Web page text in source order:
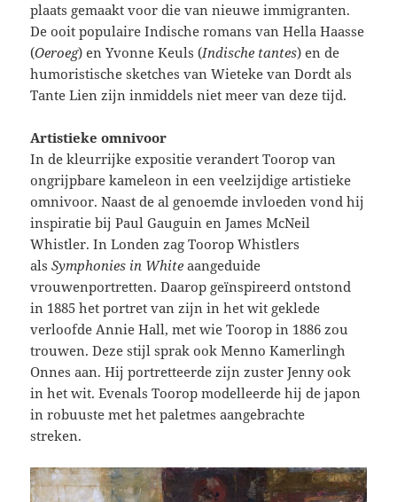
plaats gemaakt voor die van nieuwe immigranten.
De ooit populaire Indische romans van Hella Haasse
(Oeroeg) en Yvonne Keuls (Indische tantes) en de
humoristische sketches van Wieteke van Dordt als
Tante Lien zijn inmiddels niet meer van deze tijd.
Artistieke omnivoor
In de kleurrijke expositie verandert Toorop van
ongrijpbare kameleon in een veelzijdige artistieke
omnivoor. Naast de al genoemde invloeden vond hij
inspiratie bij Paul Gauguin en James McNeil
Whistler. In Londen zag Toorop Whistlers
alsSymphonies in White aangeduide
vrouwenportretten. Daarop geïnspireerd ontstond
in 1885 het portret van zijn in het wit geklede
verloofde Annie Hall, met wie Toorop in 1886 zou
trouwen. Deze stijl sprak ook Menno Kamerlingh
Onnes aan. Hij portretteerde zijn zuster Jenny ook
in het wit. Evenals Toorop modelleerde hij de japon
in robuuste met het paletmes aangebrachte
streken.